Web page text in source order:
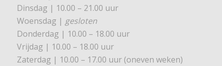
Dinsdag | 10.00 – 21.00 uur
Woensdag | gesloten
Donderdag | 10.00 – 18.00 uur
Vrijdag | 10.00 – 18.00 uur
Zaterdag | 10.00 – 17.00 uur (oneven weken)